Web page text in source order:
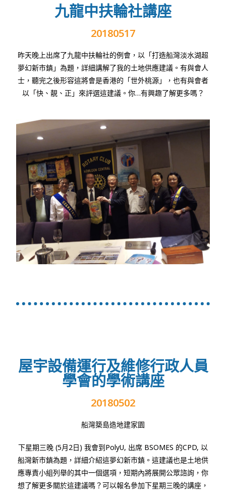
九龍中扶輪社講座
20180517
昨天晚上出席了九龍中扶輪社的例會，以「打造船灣淡水湖超
夢幻新市鎮」為題，詳細講解了我的土地供應建議。有與會人
士，聽完之後形容這將會是香港的「世外桃源」，也有與會者
以「快、靚、正」來評選這建議。你…有興趣了解更多嗎？
屋宇設備運行及維修行政人員
學會的學術講座
20180502
船灣築島造地建家園
下星期三晚 (5月2日) 我會到PolyU, 出席 BSOMES 的CPD, 以
船灣新市鎮為題，詳細介紹這夢幻新市鎮。這建議也是土地供
應專責小組列舉的其中一個選項，短期內將展開公眾諮詢，你
想了解更多關於這建議嗎？可以報名參加下星期三晚的講座，